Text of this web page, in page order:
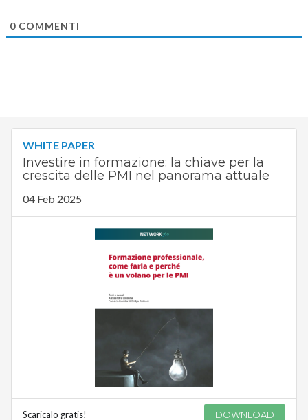
0COMMENTI
WHITE PAPER
Investire in formazione: la chiave per la
crescita delle PMI nel panorama attuale
04 Feb 2025
Scaricalo gratis! DOWNLOAD